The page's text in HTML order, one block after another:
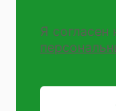
Я согласен